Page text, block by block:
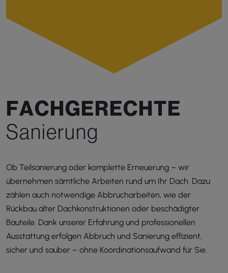
FACHGERECHTE
Sanierung
Ob Teilsanierung oder komplette Erneuerung – wir
übernehmen sämtliche Arbeiten rund um Ihr Dach. Dazu
zählen auch notwendige Abbrucharbeiten, wie der
Rückbau alter Dachkonstruktionen oder beschädigter
Bauteile. Dank unserer Erfahrung und professionellen
Ausstattung erfolgen Abbruch und Sanierung effizient,
sicher und sauber – ohne Koordinationsaufwand für Sie.